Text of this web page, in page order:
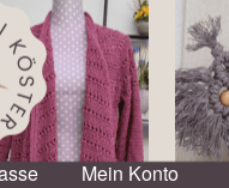
Mein Konto